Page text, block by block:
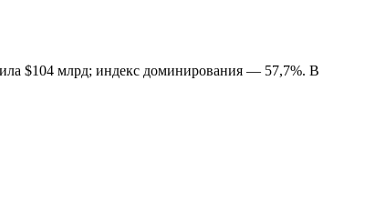
$104 млрд; индекс доминирования — 57,7%. В